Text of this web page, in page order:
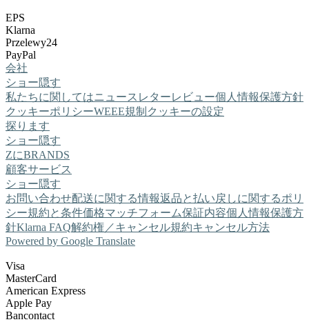
EPS
Klarna
Przelewy24
PayPal
会社
ショー隠す
私たちに関してはニュースレターレビュー個人情報保護方針
クッキーポリシーWEEE規制 クッキーの設定
探ります
ショー隠す
ZにBRANDS
顧客サービス
ショー隠す
お問い合わせ配送に関する情報返品と払い戻しに関するポリ
シー規約と条件価格マッチフォーム保証内容個人情報保護方
針Klarna FAQ解約権／キャンセル規約キャンセル方法
Powered by Google Translate
Visa
MasterCard
American Express
Apple Pay
Bancontact